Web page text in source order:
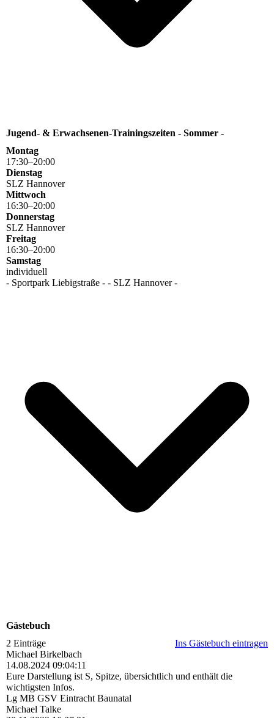
Jugend- & Erwachsenen-Trainingszeiten - Sommer -
Montag
17:30–20:00
Dienstag
SLZ Hannover
Mittwoch
16:30–20:00
Donnerstag
SLZ Hannover
Freitag
16:30–20:00
Samstag
individuell
- Sportpark Liebigstraße - - SLZ Hannover -
Gästebuch
2 Einträge
Ins Gästebuch eintragen
Michael Birkelbach
14.08.2024 09:04:11
Eure Darstellung ist S, Spitze, übersichtlich und enthält die
wichtigsten Infos.
Lg MB GSV Eintracht Baunatal
Michael Talke